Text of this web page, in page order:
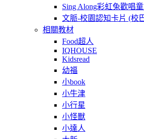
Sing Along彩虹兔歡唱
文脈-校園認知卡片 (校
相關教材
Food超人
IQHOUSE
Kidsread
幼福
小book
小牛津
小行星
小怪獸
小達人